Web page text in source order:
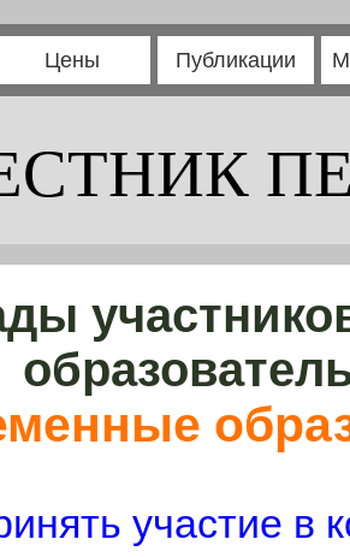
Цены Публикации
участие в